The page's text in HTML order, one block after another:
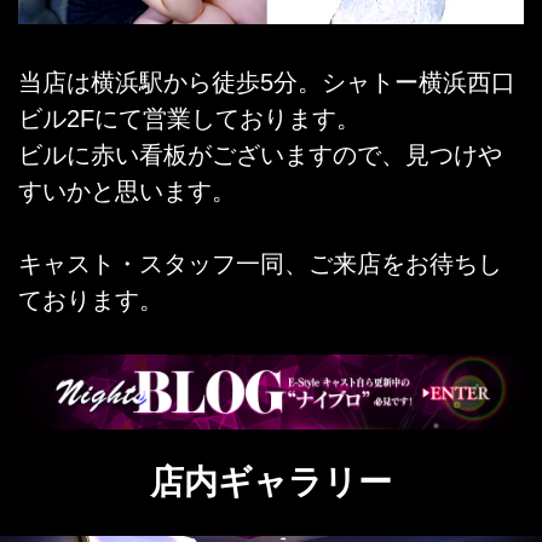
当店は横浜駅から徒歩5分。シャトー横浜西口
ビル2Fにて営業しております。
ビルに赤い看板がございますので、見つけや
すいかと思います。
キャスト・スタッフ一同、ご来店をお待ちし
ております。
店内ギャラリー